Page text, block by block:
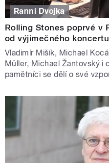
Ranní Dvojka
Rolling Stones poprvé v
od výjimečného koncertu
Vladimír Mišík, Michael
Müller, Michael Žantovský i
pamětníci se dělí o své